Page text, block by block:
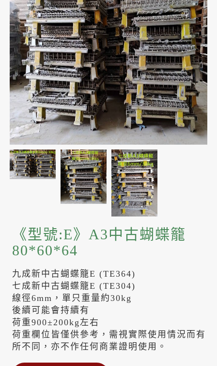
《型號:E》A3中古蝴蝶籠
80*60*64
九成新中古蝴蝶籠E (TE364)
七成新中古蝴蝶籠E (TE304)
線徑6mm，單只重量約30kg
後續可能會持續有
荷重900±200kg左右
荷重欄位皆僅供參考，需視實際使用情況而有
所不同，亦不作任何商業證明使用。